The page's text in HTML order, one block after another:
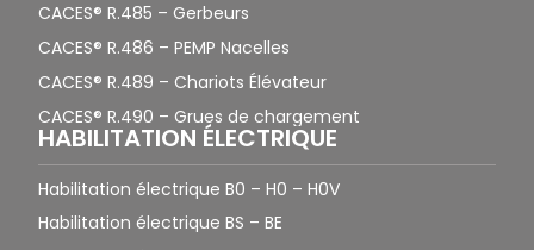
CACES® R.485 – Gerbeurs
CACES® R.486 – PEMP Nacelles
CACES® R.489 – Chariots Élévateur
CACES® R.490 – Grues de chargement
HABILITATION ÉLECTRIQUE
Habilitation électrique B0 – H0 – H0V
Habilitation électrique BS – BE